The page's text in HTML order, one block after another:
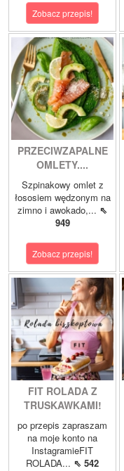
Zobacz przepis!
PRZECIWZAPALNE
OMLETY....
Szpinakowy omlet z
łososiem wędzonym na
zimno i awokado,... ⇖
949
Zobacz przepis!
FIT ROLADA Z
TRUSKAWKAMI!
po przepis zapraszam
na moje konto na
InstagramieFIT
ROLADA... ⇖ 542